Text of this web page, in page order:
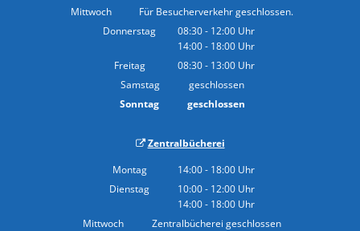
Von 14:00 bis 16:00 Uhr
Mittwoch
Für Besucherverkehr geschlossen.
Donnerstag
08:30- 12:00 Uhr
Von 08:30 bis 12:00 Uhr
14:00- 18:00 Uhr
Von 14:00 bis 18:00 Uhr
Freitag 08:30- 13:00 Uhr
Von 08:30 bis 13:00 Uhr
Samstag
geschlossen
Sonntag
geschlossen
Zentralbücherei
Montag
14:00- 18:00 Uhr
Von 14:00 bis 18:00 Uhr
Dienstag 10:00- 12:00 Uhr
Von 10:00 bis 12:00 Uhr
14:00- 18:00 Uhr
Von 14:00 bis 18:00 Uhr
Mittwoch
Zentralbücherei geschlossen